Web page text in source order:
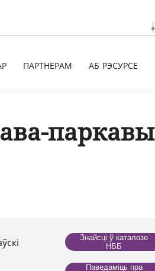
ПАРТНЁРАМ АБ РЭСУРСЕ
паркавы
Знайсці ў каталозе
НББ
Паведаміць пра